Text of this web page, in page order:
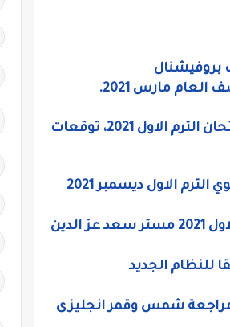
مارس 2021.
نماذج امتحانات لغة إنجليزية للصف الاول الثانوي لن يخرج عنها امتحان الترم الاول 2021، توقعات
الاول ديسمبر 2021
للنظام الجديد
اللغه الانجليزيه للصف الاول الثانوي الترم الاول 2021، مراجعة شمس وقمر انجليزى